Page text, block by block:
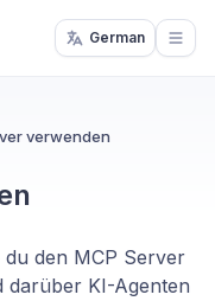
German
verwenden
den MCP Server
KI-Agenten